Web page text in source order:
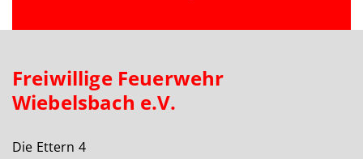
Freiwillige Feuerwehr
Wiebelsbach e.V.
Die Ettern 4